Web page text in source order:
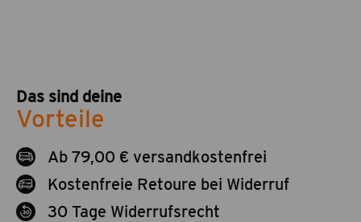
Das sind deine
Vorteile
Ab 79,00 € versandkostenfrei
Kostenfreie Retoure bei Widerruf
30 Tage Widerrufsrecht